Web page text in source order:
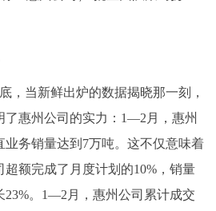
，当新鲜出炉的数据揭晓那一刻，
了惠州公司的实力：1—2月，惠州
业务销量达到7万吨。这不仅意味着
超额完成了月度计划的10%，销量
23%。1—2月，惠州公司累计成交